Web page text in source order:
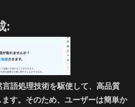
:
言語処理技術を駆使して、高品質
す。そのため、ユーザーは簡単か